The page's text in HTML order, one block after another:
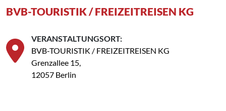
BVB-TOURISTIK / FREIZEITREISEN KG
VERANSTALTUNGSORT:
BVB-TOURISTIK / FREIZEITREISEN KG
Grenzallee 15,
12057 Berlin